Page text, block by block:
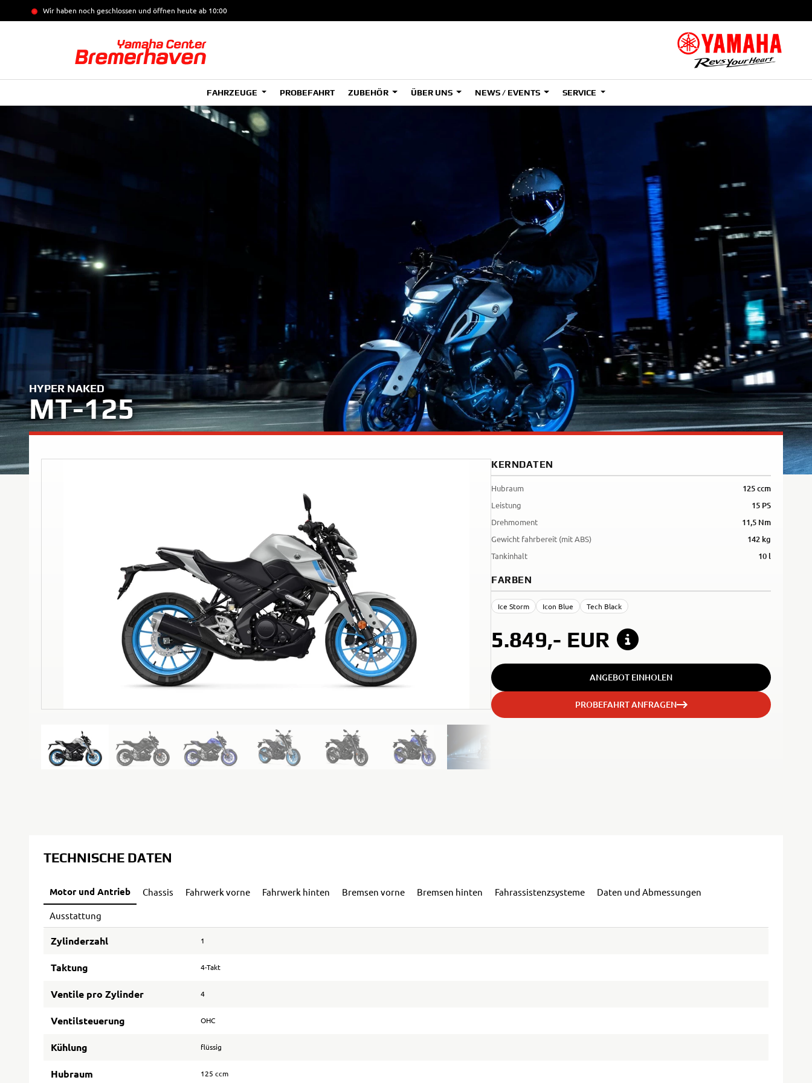
Wir haben noch geschlossen und öffnen heute ab 10:00
FAHRZEUGE
Tenere
700
(Low)
(Low)
35kW
Tenere
700
35kW
Tenere
700
Rally
A2
700
Rally
35kW
A
Tenere
700
World
Raid
WR125R
PROBEFAHRT ZUBEHÖR ÜBER UNS NEWS / EVENTS SERVICE
HYPER NAKED
MT-125
KERNDATEN
Hubraum 125 ccm
Leistung 15 PS
Drehmoment 11,5 Nm
Gewicht fahrbereit (mit ABS) 142 kg
Tankinhalt 10 l
FARBEN
Ice Storm Icon Blue Tech Black
5.849,- EUR
ANGEBOT EINHOLEN
PROBEFAHRT ANFRAGEN
TECHNISCHE DATEN
Motor und Antrieb Chassis Fahrwerk vorne Fahrwerk hinten Bremsen vorne Bremsen hinten Fahrassistenzsysteme Daten und Abmessungen
Ausstattung
Zylinderzahl 1
Taktung 4-Takt
Ventile pro Zylinder 4
Ventilsteuerung OHC
Kühlung flüssig
Hubraum 125 ccm